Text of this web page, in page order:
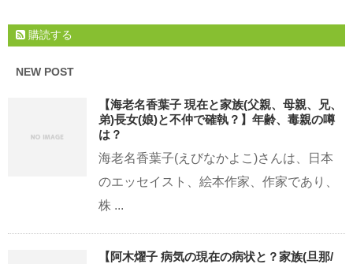
購読する
NEW POST
【海老名香葉子 現在と家族(父親、母親、兄、
弟)長女(娘)と不仲で確執？】年齢、毒親の噂
は？
海老名香葉子(えびなかよこ)さんは、日本
のエッセイスト、絵本作家、作家であり、
株 ...
【阿木燿子 病気の現在の病状と？家族(旦那/